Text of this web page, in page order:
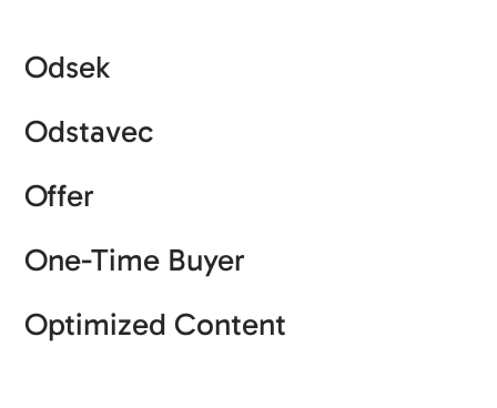
Odsek
Odstavec
Offer
One-Time Buyer
Optimized Content